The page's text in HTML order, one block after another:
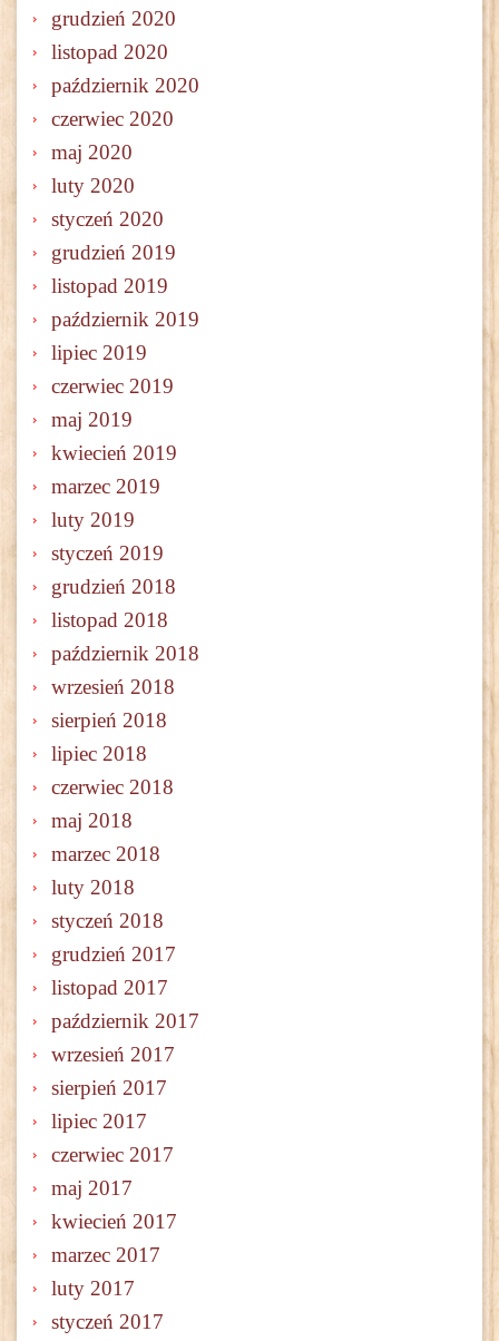
grudzień 2020
listopad 2020
październik 2020
czerwiec 2020
maj 2020
luty 2020
styczeń 2020
grudzień 2019
listopad 2019
październik 2019
lipiec 2019
czerwiec 2019
maj 2019
kwiecień 2019
marzec 2019
luty 2019
styczeń 2019
grudzień 2018
listopad 2018
październik 2018
wrzesień 2018
sierpień 2018
lipiec 2018
czerwiec 2018
maj 2018
marzec 2018
luty 2018
styczeń 2018
grudzień 2017
listopad 2017
październik 2017
wrzesień 2017
sierpień 2017
lipiec 2017
czerwiec 2017
maj 2017
kwiecień 2017
marzec 2017
luty 2017
styczeń 2017